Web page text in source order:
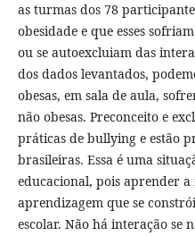
as turmas dos 78
obesidade e que esses
ou se autoexcluiam das
dos dados levantados,
obesas, em sala de aula,
não obesas. Preconceito e
práticas de bullying e estão
brasileiras. Essa é uma
educacional, pois aprender
aprendizagem que se
escolar. Não há interação se